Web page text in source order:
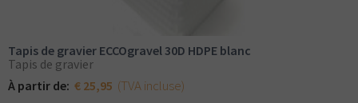
Tapis de gravier ECCOgravel 30D HDPE blanc
Tapis de gravier
À partir de: € 25,95 (TVA incluse)